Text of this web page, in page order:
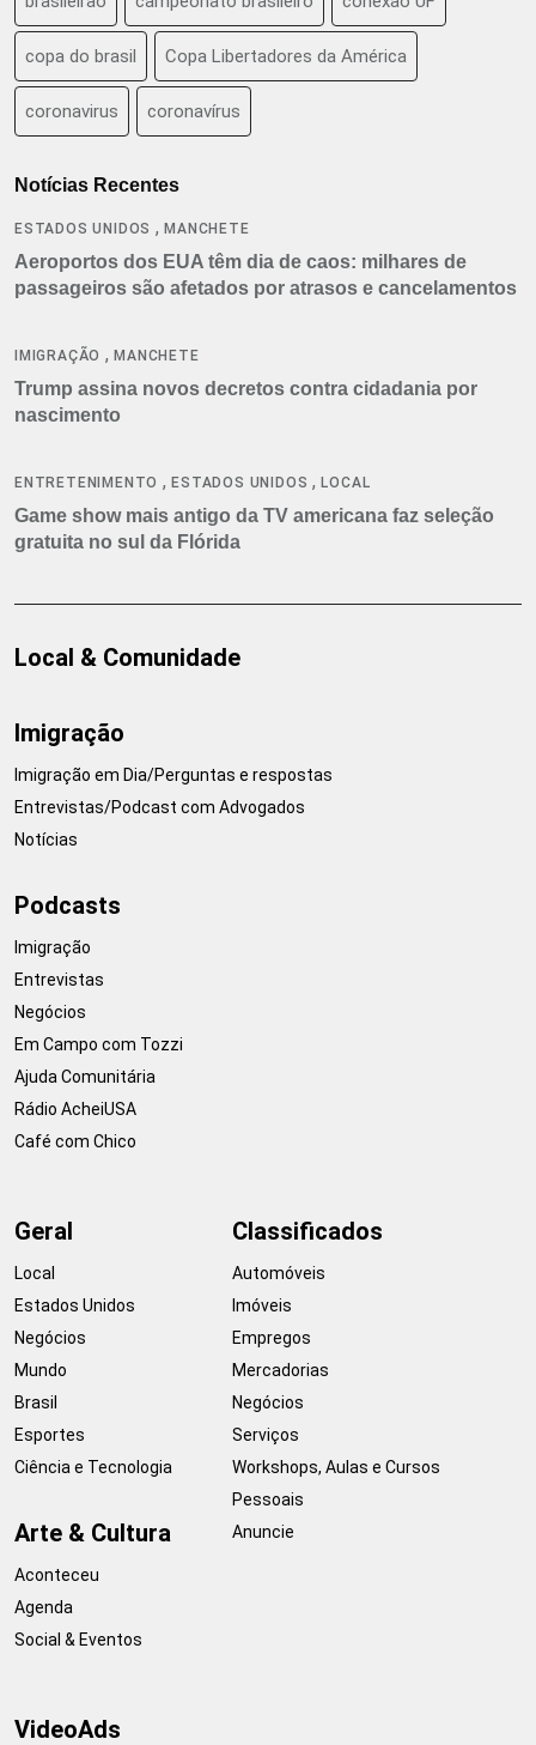
copa do brasil Copa Libertadores da América
coronavirus coronavírus
Notícias Recentes
ESTADOS UNIDOS ,MANCHETE
Aeroportos dos EUA têm dia de caos: milhares de
passageiros são afetados por atrasos e cancelamentos
IMIGRAÇÃO ,MANCHETE
Trump assina novos decretos contra cidadania por
nascimento
ENTRETENIMENTO ,ESTADOS UNIDOS ,LOCAL
Game show mais antigo da TV americana faz seleção
gratuita no sul da Flórida
Local & Comunidade
Imigração
Imigração em Dia/Perguntas e respostas
Entrevistas/Podcast com Advogados
Notícias
Podcasts
Imigração
Entrevistas
Negócios
Em Campo com Tozzi
Ajuda Comunitária
Rádio AcheiUSA
Café com Chico
Geral
Local
Estados Unidos
Negócios
Mundo
Brasil
Esportes
Ciência e Tecnologia
Arte & Cultura
Aconteceu
Agenda
Social & Eventos
Classificados
Automóveis
Imóveis
Empregos
Mercadorias
Negócios
Serviços
Workshops, Aulas e Cursos
Pessoais
Anuncie
VideoAds